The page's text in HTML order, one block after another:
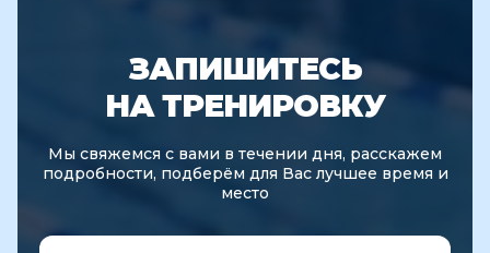
ЗАПИШИТЕСЬ
НА ТРЕНИРОВКУ
Мы свяжемся с вами в течении дня, расскажем
подробности, подберём для Вас лучшее время и
место